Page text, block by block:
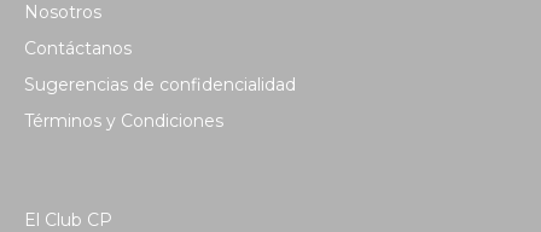
Nosotros
Contáctanos
Sugerencias de confidencialidad
Términos y Condiciones
El Club CP